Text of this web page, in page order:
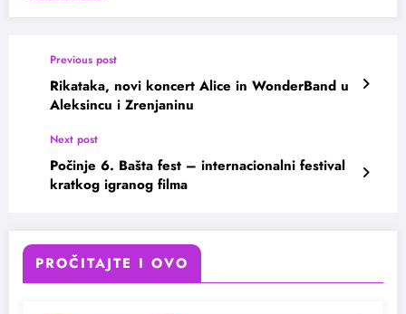
Previous post
Rikataka, novi koncert Alice in WonderBand u
Aleksincu i Zrenjaninu
Next post
Počinje 6. Bašta fest – internacionalni festival
kratkog igranog filma
PROČITAJTE I OVO